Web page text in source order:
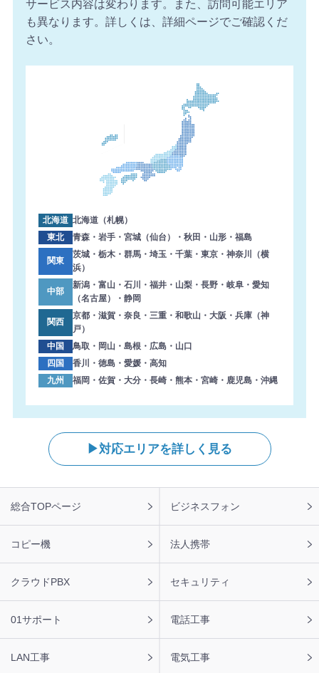
サービス内容は変わります。また、訪問可能エリア
も異なります。詳しくは、詳細ページでご確認くだ
さい。
北海道 北海道（札幌）
東北
青森・岩手・宮城（仙台）・秋田・山形・福島
関東
茨城・栃木・群馬・埼玉・千葉・東京・神奈川（横
浜）
中部
新潟・富山・石川・福井・山梨・長野・岐阜・愛知
（名古屋）・静岡
関西
京都・滋賀・奈良・三重・和歌山・大阪・兵庫（神
戸）
中国
鳥取・岡山・島根・広島・山口
四国
香川・徳島・愛媛・高知
九州
福岡・佐賀・大分・長崎・熊本・宮崎・鹿児島・沖縄
対応エリアを詳しく見る
ッ
タ
総合TOPページ ビジネスフォン
コピー機 法人携帯
クラウドPBX セキュリティ
01サポート 電話工事
LAN工事 電気工事